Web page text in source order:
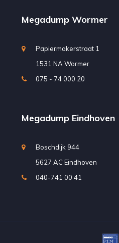
Megadump Wormer
Papiermakerstraat 1
1531 NA Wormer
075 - 74 000 20
Megadump Eindhoven
Boschdijk 944
5627 AC Eindhoven
040-741 00 41